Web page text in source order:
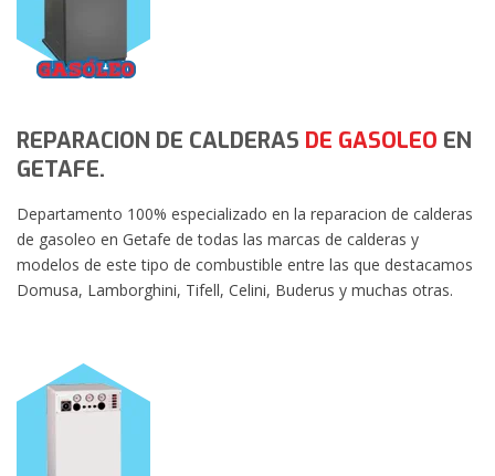
REPARACION DE CALDERAS DE GASOLEO EN
GETAFE.
Departamento 100% especializado en la reparacion de calderas
de gasoleo en Getafe de todas las marcas de calderas y
modelos de este tipo de combustible entre las que destacamos
Domusa, Lamborghini, Tifell, Celini, Buderus y muchas otras.